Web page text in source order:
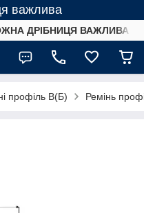
важлива
ДРІБНИЦЯ ВАЖЛИВА /
профіль B(Б) Ремінь